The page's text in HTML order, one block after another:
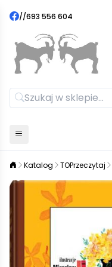
//693 556 604
Katalog TOPrzeczytaj